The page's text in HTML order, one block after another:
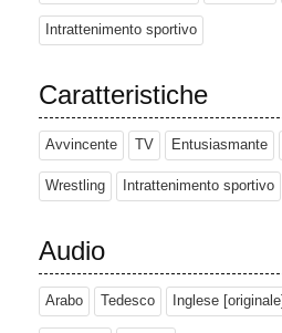
Intrattenimento sportivo
Caratteristiche
Avvincente TV Entusiasmante
Wrestling Intrattenimento sportivo
Audio
Arabo Tedesco Inglese [originale]